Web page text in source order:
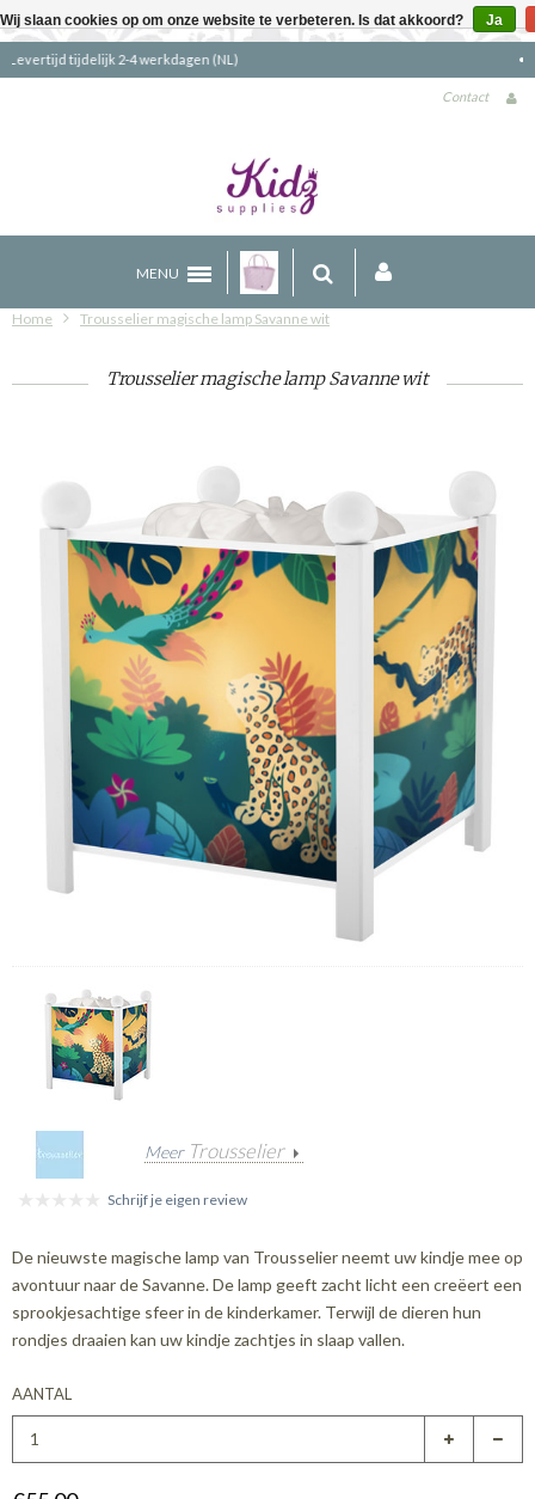
Gratis verzending boven €90 (NL)
Contact
MENU
Home Trousselier magische lamp Savanne wit
Trousselier magische lamp Savanne wit
Meer Trousselier
Schrijf je eigen review
De nieuwste magische lamp van Trousselier neemt uw kindje mee op
avontuur naar de Savanne. De lamp geeft zacht licht een creëert een
sprookjesachtige sfeer in de kinderkamer. Terwijl de dieren hun
rondjes draaien kan uw kindje zachtjes in slaap vallen.
AANTAL
Wij slaan cookies op om onze website te verbeteren. Is dat akkoord? Ja